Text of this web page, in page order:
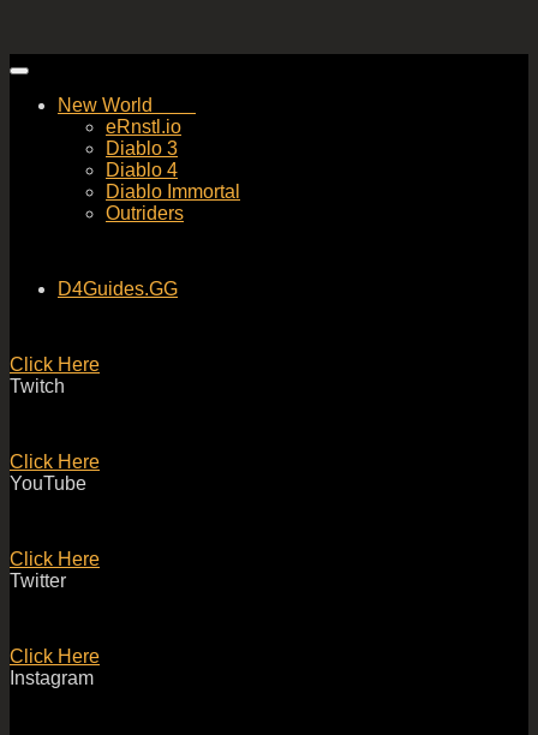
Skip
contentNew World
eRnstl.io
Diablo 3
Diablo 4
Diablo Immortal
Outriders
D4Guides.GG
Click Here
Twitch
Click Here
YouTube
Click Here
Twitter
Click Here
Instagram